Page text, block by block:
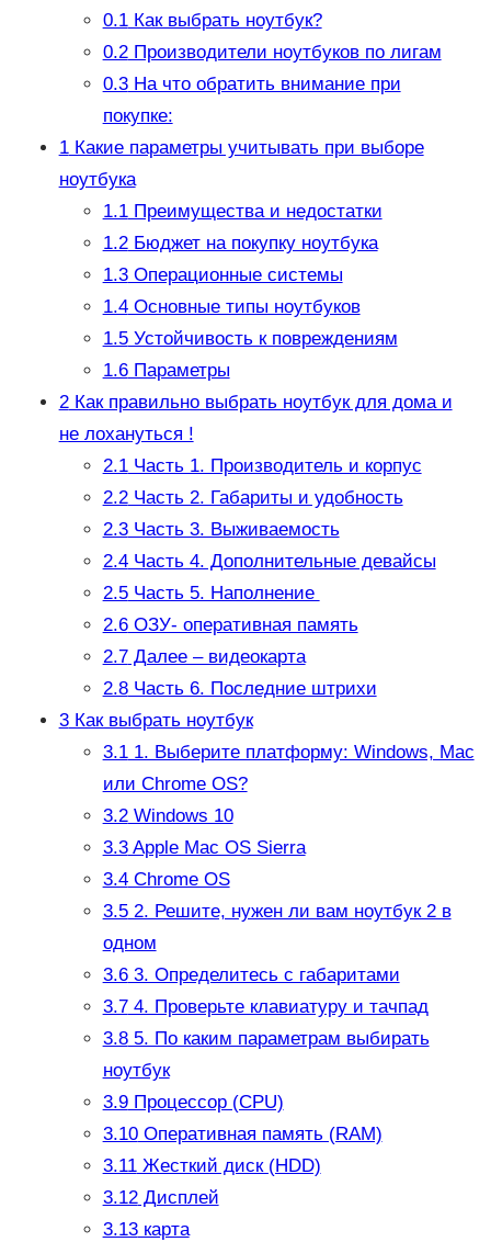
0.1Как выбрать ноутбук?
0.2Производители ноутбуков по лигам
0.3На что обратить внимание при
покупке:
1Какие параметры учитывать при выборе
ноутбука
1.1Преимущества и недостатки
1.2Бюджет на покупку ноутбука
1.3Операционные системы
1.4Основные типы ноутбуков
1.5Устойчивость к повреждениям
1.6Параметры
2Как правильно выбрать ноутбук для дома и
не лохануться !
2.1Часть 1. Производитель и корпус
2.2Часть 2. Габариты и удобность
2.3Часть 3. Выживаемость
2.4Часть 4. Дополнительные девайсы
2.5Часть 5. Наполнение
2.6ОЗУ- оперативная память
2.7Далее – видеокарта
2.8Часть 6. Последние штрихи
3Как выбрать ноутбук
3.11. Выберите платформу: Windows, Mac
или Chrome OS?
3.2Windows 10
3.3Apple Mac OS Sierra
3.4Chrome OS
3.52. Решите, нужен ли вам ноутбук 2 в
одном
3.63. Определитесь с габаритами
3.74. Проверьте клавиатуру и тачпад
3.85. По каким параметрам выбирать
ноутбук
3.9Процессор (CPU)
3.10Оперативная память (RAM)
3.11Жесткий диск (HDD)
3.12Дисплей
3.13карта